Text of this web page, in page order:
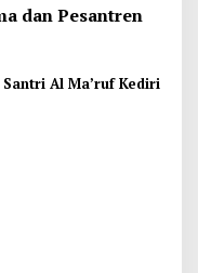
dan Pesantren
Al Ma’ruf Kediri